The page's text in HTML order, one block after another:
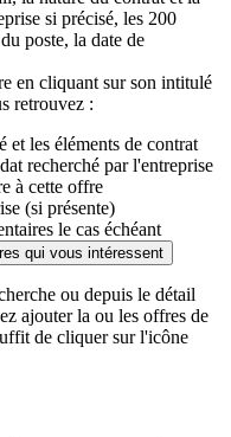
si précisé, les 200
poste, la date de
en cliquant sur son intitulé
retrouvez :
et les éléments de contrat
recherché par l'entreprise
à cette offre
(si présente)
le cas échéant
qui vous intéressent
ou depuis le détail
ajouter la ou les offres de
de cliquer sur l'icône